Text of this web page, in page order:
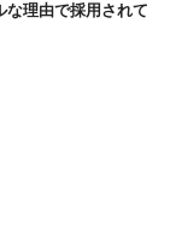
理由で採用されて